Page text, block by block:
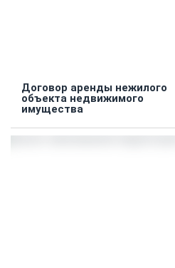
Договор аренды нежилого
объекта недвижимого
имущества